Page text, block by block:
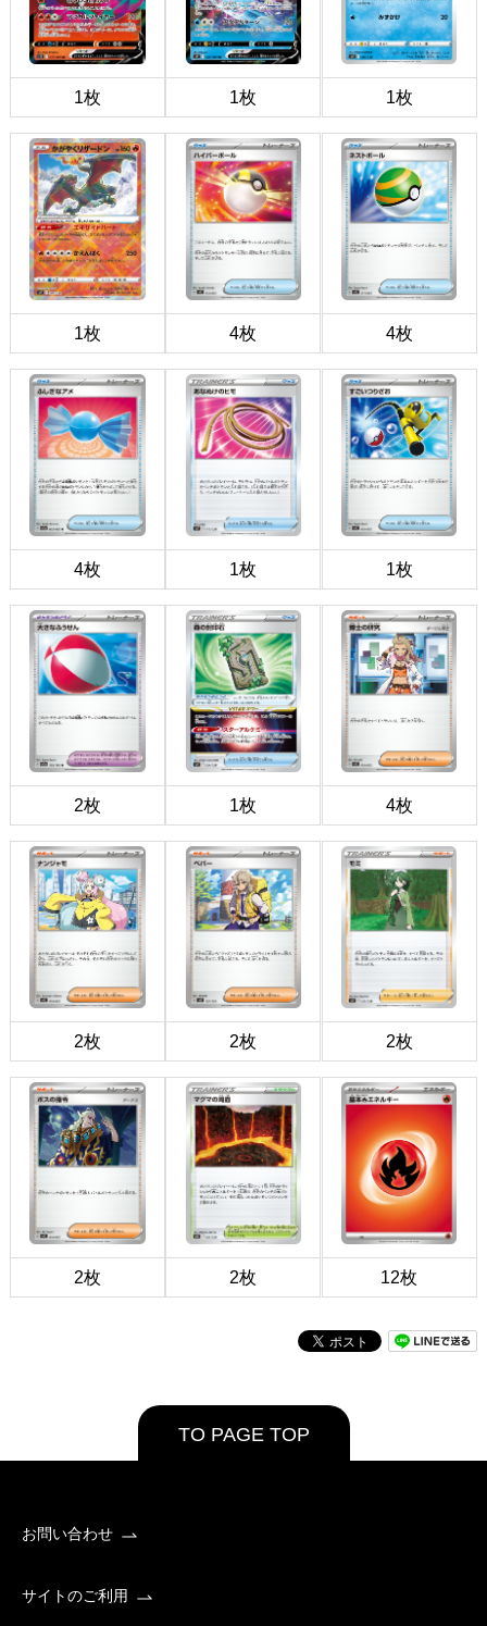
1枚 1枚 1枚
1枚 4枚 4枚
4枚 1枚 1枚
2枚 1枚 4枚
2枚 2枚 2枚
2枚 2枚 12枚
TO PAGE TOP
お問い合わせ
サイトのご利用